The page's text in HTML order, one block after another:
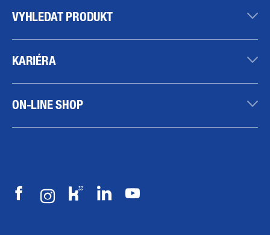
VYHLEDAT PRODUKT
KARIÉRA
ON-LINE SHOP